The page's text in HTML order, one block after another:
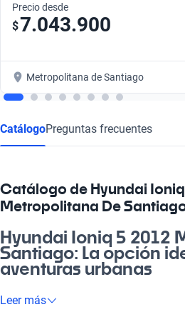
Precio desde
$7.043.900
Metropolitana de Santiago
CatálogoPreguntas frecuentes
Catálogo de Hyundai Ioniq
Metropolitana De
Hyundai Ioniq 5 2012
Santiago: La opción
aventuras urbanas
¿Buscas un auto que combine estilo
Leer más